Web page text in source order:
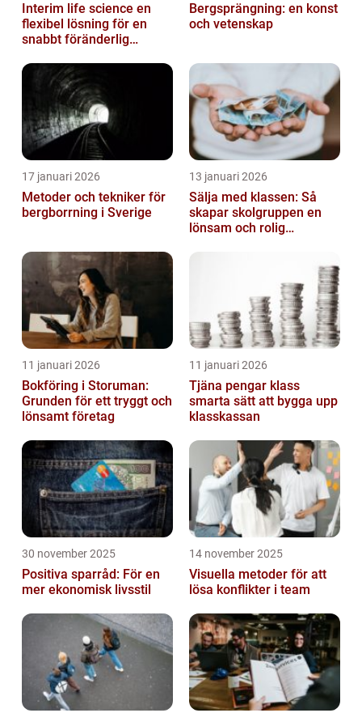
Interim life science en
flexibel lösning för en
snabbt föränderlig
Bergsprängning: en konst
och vetenskap
17 januari 2026
Metoder och tekniker för
bergborrning i Sverige
13 januari 2026
Sälja med klassen: Så
skapar skolgruppen en
lönsam och rolig
11 januari 2026
Bokföring i Storuman:
Grunden för ett tryggt och
lönsamt företag
11 januari 2026
Tjäna pengar klass
smarta sätt att bygga upp
klasskassan
30 november 2025
Positiva sparråd: För en
mer ekonomisk livsstil
14 november 2025
Visuella metoder för att
lösa konflikter i team